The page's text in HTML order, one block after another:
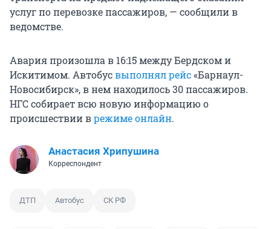
услуг по перевозке пассажиров, — сообщили в
ведомстве.
Авария произошла в 16:15 между Бердском и
Искитимом. Автобусвыполнял рейс«Барнаул-
Новосибирск», в нем находилось 30 пассажиров.
НГС собирает всю новую информацию о
происшествии врежиме онлайн.
Анастасия Хрипушина
Корреспондент
ДТП Автобус СК РФ